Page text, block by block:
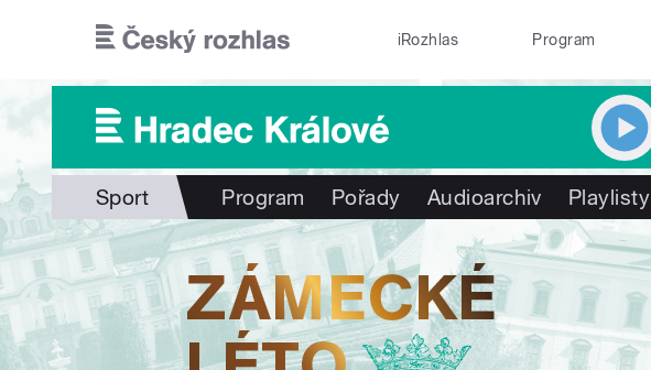
iRozhlas Program
Sport Program Pořady Audioarchiv Playlisty